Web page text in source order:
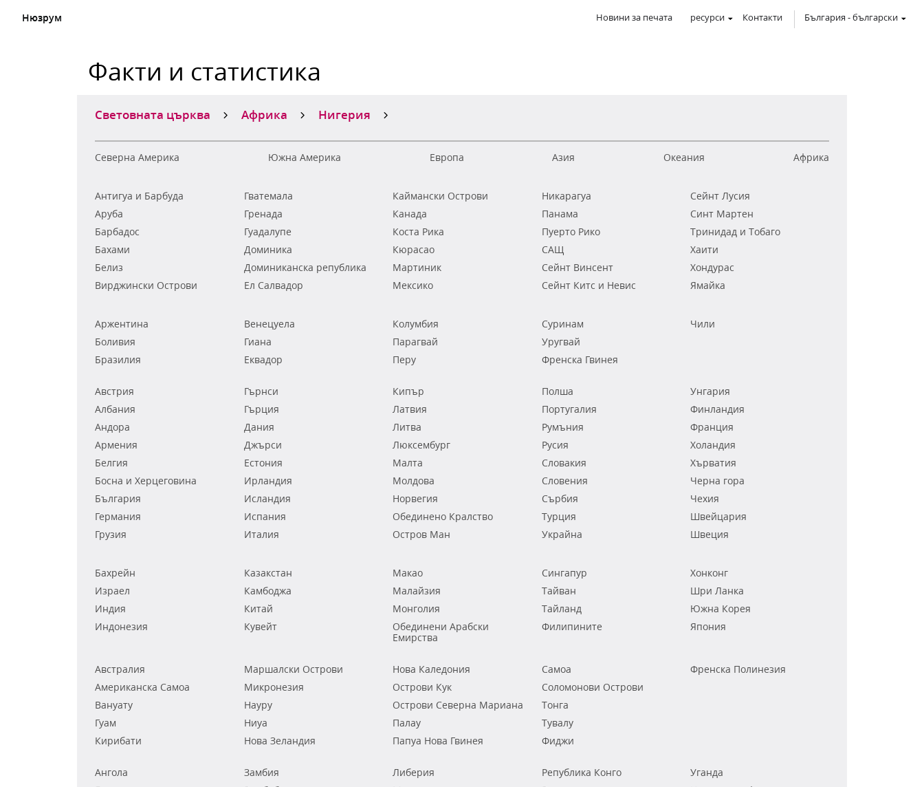
Нюзрум Новини за печата ресурси Контакти България -български
Факти и статистика
Световната църква Африка Нигерия
Северна Америка Южна Америка Европа Азия Океания Африка
Антигуа и Барбуда
Аруба
Барбадос
Бахами
Белиз
Вирджински Острови
Гватемала
Гренада
Гуадалупе
Доминика
Доминиканска република
Ел Салвадор
Каймански Острови
Канада
Коста Рика
Кюрасао
Мартиник
Мексико
Никарагуа
Панама
Пуерто Рико
САЩ
Сейнт Винсент
Сейнт Китс и Невис
Сейнт Лусия
Синт Мартен
Тринидад и Тобаго
Хаити
Хондурас
Ямайка
Аржентина
Боливия
Бразилия
Венецуела
Гиана
Еквадор
Колумбия
Парагвай
Перу
Суринам
Уругвай
Френска Гвинея
Чили
Австрия
Албания
Андора
Армения
Белгия
Босна и Херцеговина
България
Германия
Грузия
Гърнси
Гърция
Дания
Джърси
Естония
Ирландия
Исландия
Испания
Италия
Кипър
Латвия
Литва
Люксембург
Малта
Молдова
Норвегия
Обединено Кралство
Остров Ман
Полша
Португалия
Румъния
Русия
Словакия
Словения
Сърбия
Турция
Украйна
Унгария
Финландия
Франция
Холандия
Хърватия
Черна гора
Чехия
Швейцария
Швеция
Бахрейн
Израел
Индия
Индонезия
Казакстан
Камбоджа
Китай
Кувейт
Макао
Малайзия
Монголия
Обединени Арабски
Емирства
Сингапур
Тайван
Тайланд
Филипините
Хонконг
Шри Ланка
Южна Корея
Япония
Австралия
Американска Самоа
Вануату
Гуам
Кирибати
Маршалски Острови
Микронезия
Науру
Ниуа
Нова Зеландия
Нова Каледония
Острови Кук
Острови Северна Мариана
Палау
Папуа Нова Гвинея
Самоа
Соломонови Острови
Тонга
Тувалу
Фиджи
Френска Полинезия
Ангола
Замбия
Либерия
Република Конго
Уганда